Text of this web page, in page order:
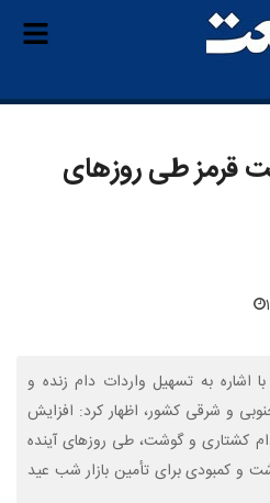
قرمز طی روزهای
اشاره به تسهیل واردات دام زنده و
و شرقی کشور، اظهار کرد: افزایش
کشتاری و گوشت، طی روزهای آینده
و کمبودی برای تأمین بازار شب عید